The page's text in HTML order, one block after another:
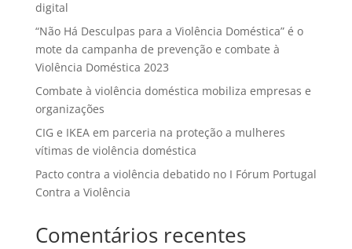
digital
“Não Há Desculpas para a Violência Doméstica” é o
mote da campanha de prevenção e combate à
Violência Doméstica 2023
Combate à violência doméstica mobiliza empresas e
organizações
CIG e IKEA em parceria na proteção a mulheres
vítimas de violência doméstica
Pacto contra a violência debatido no I Fórum Portugal
Contra a Violência
Comentários recentes